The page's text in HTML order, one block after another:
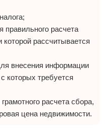
правильного расчета
которой рассчитывается
внесения информации
которых требуется
расчета сбора,
цена недвижимости.